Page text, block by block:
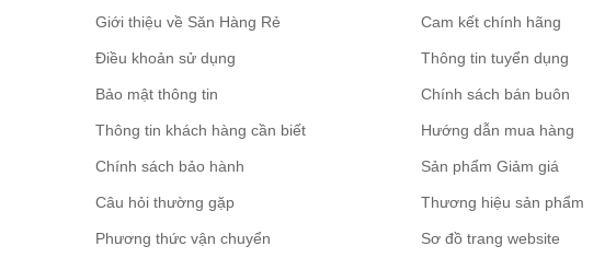
Giới thiệu về Săn Hàng Rẻ
Điều khoản sử dụng
Bảo mật thông tin
Thông tin khách hàng cần biết
Chính sách bảo hành
Câu hỏi thường gặp
Phương thức vận chuyển
Cam kết chính hãng
Thông tin tuyển dụng
Chính sách bán buôn
Hướng dẫn mua hàng
Sản phẩm Giảm giá
Thương hiệu sản phẩm
Sơ đồ trang website